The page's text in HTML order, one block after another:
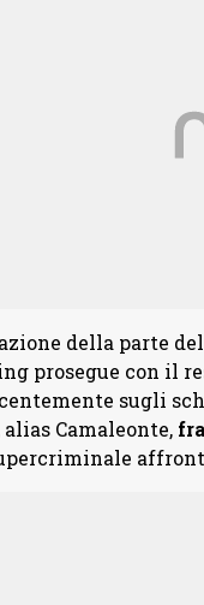
della parte
prosegue con il
sugli
alias Camaleonte,